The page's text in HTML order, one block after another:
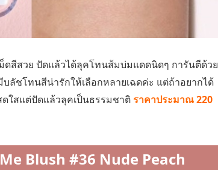
สีสวย ปัดแล้วได้ลุคโทนส้มบ่มแดดนิดๆ การันตีด้วย
บลัชโทนสีน่ารักให้เลือกหลายเฉดค่ะ แต่ถ้าอยากได้
ใสแต่ปัดแล้วลุคเป็นธรรมชาติราคาประมาณ 220
Blush #36 Nude Peach